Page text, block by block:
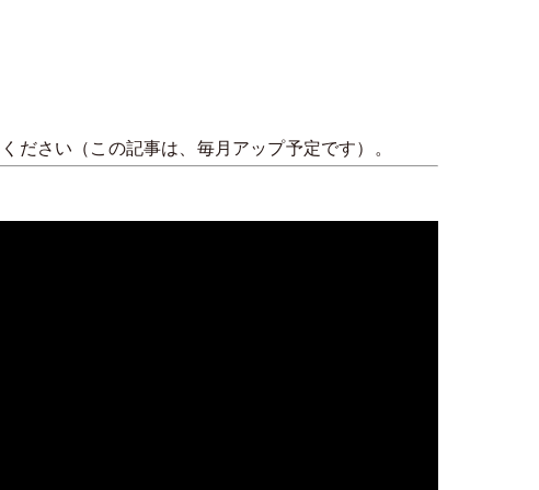
ださい（この記事は、毎月アップ予定です）。